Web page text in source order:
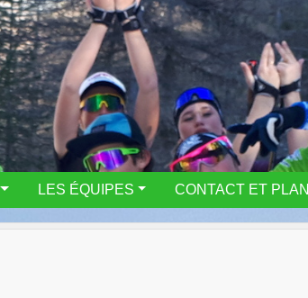
LES ÉQUIPES CONTACT ET PLAN